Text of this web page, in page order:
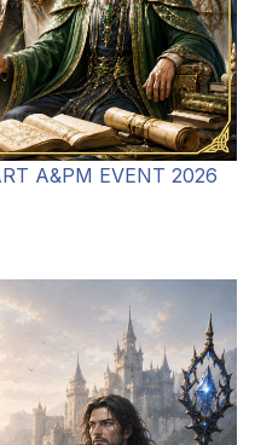
A&PM EVENT 2026